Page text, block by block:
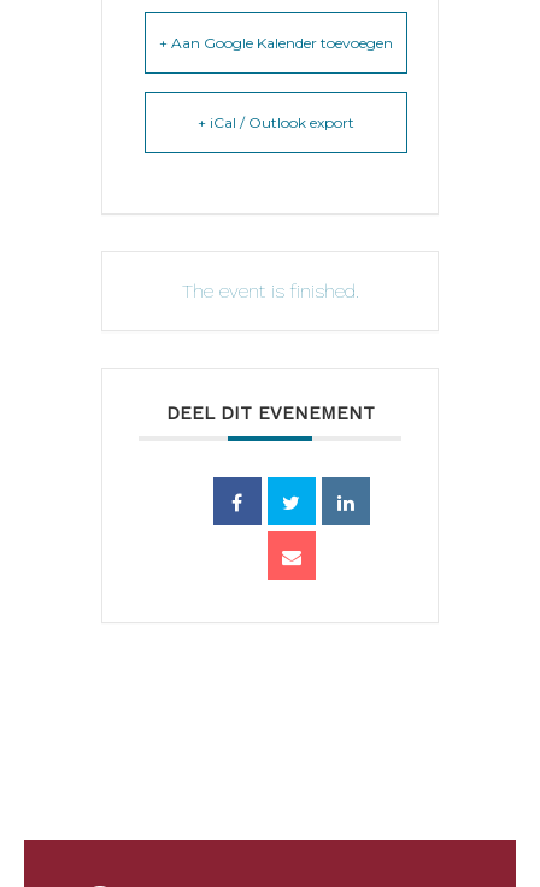
+ Aan Google Kalender toevoegen
+ iCal / Outlook export
The event is finished.
DEEL DIT EVENEMENT